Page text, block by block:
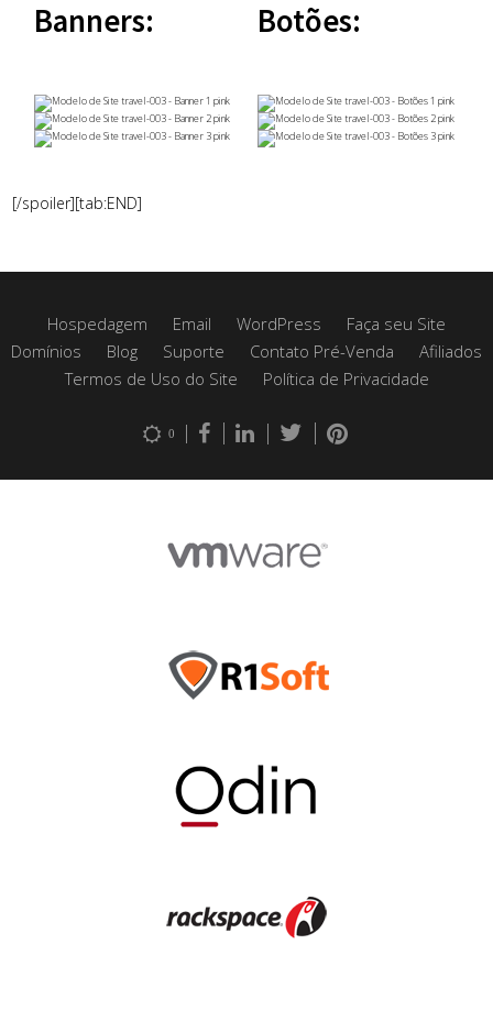
Banners: Botões:
[/spoiler][tab:END]
Hospedagem Email WordPress
Faça seu Site
Domínios
Blog Suporte Contato Pré-Venda
Afiliados
Termos de Uso do Site
Política de Privacidade
0